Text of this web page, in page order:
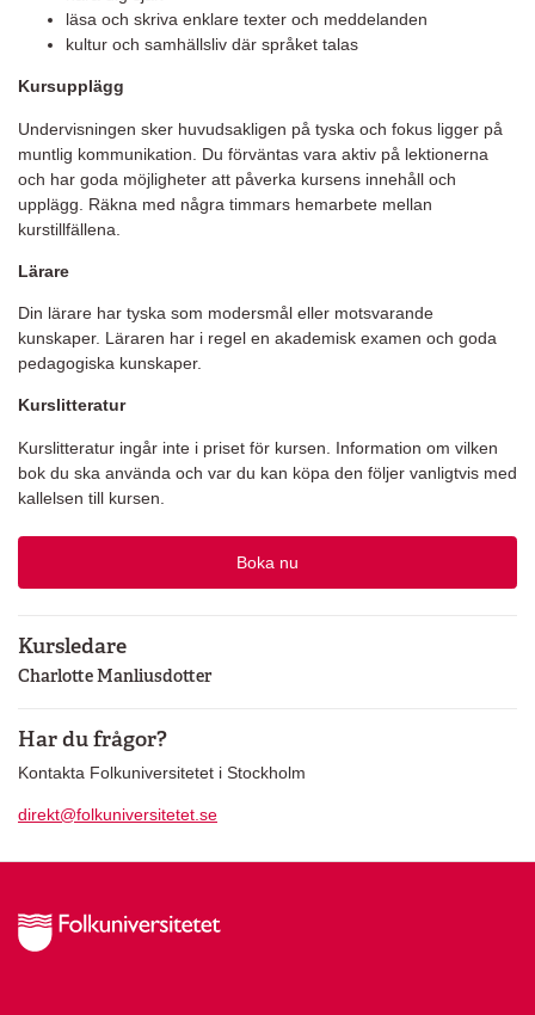
läsa och skriva enklare texter och meddelanden
kultur och samhällsliv där språket talas
Kursupplägg
Undervisningen sker huvudsakligen på tyska och fokus ligger på
muntlig kommunikation. Du förväntas vara aktiv på lektionerna
och har goda möjligheter att påverka kursens innehåll och
upplägg. Räkna med några timmars hemarbete mellan
kurstillfällena.
Lärare
Din lärare har tyska som modersmål eller motsvarande
kunskaper. Läraren har i regel en akademisk examen och goda
pedagogiska kunskaper.
Kurslitteratur
Kurslitteratur ingår inte i priset för kursen. Information om vilken
bok du ska använda och var du kan köpa den följer vanligtvis med
kallelsen till kursen.
Boka nu
Kursledare
Charlotte Manliusdotter
Har du frågor?
Kontakta Folkuniversitetet i Stockholm
direkt@folkuniversitetet.se